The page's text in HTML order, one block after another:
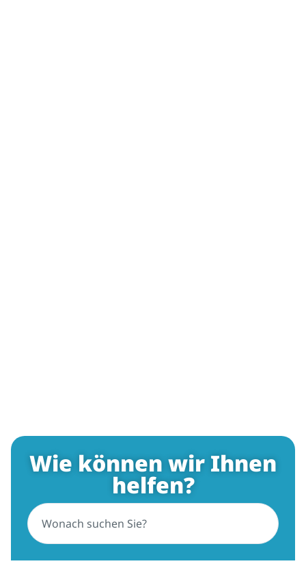
Wie können wir Ihnen
helfen?